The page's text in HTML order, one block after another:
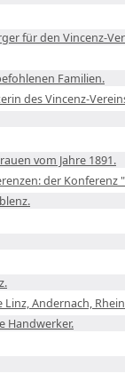
für den Vincenz-
Familien.
des Vincenz-
vom Jahre 1891.
der Konferenz
Andernach,
Handwerker.